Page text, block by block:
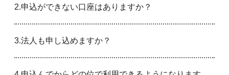
2.申込ができない口座はありますか？
3.法人も申し込めますか？